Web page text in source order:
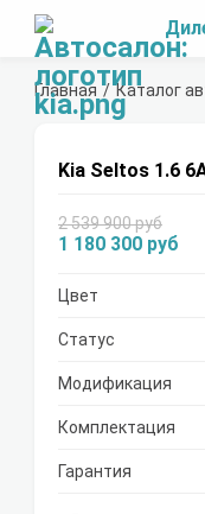
Главная Каталог
Kia Seltos 1.6
2 539 900 руб
1 180 300 руб
Цвет
Статус
Модификация
Комплектация
Гарантия